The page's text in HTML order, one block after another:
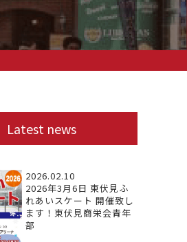
Latest news
2026.02.10
2026年3月6日 東伏見ふ
れあいスケート 開催致し
ます！東伏見商栄会青年
部